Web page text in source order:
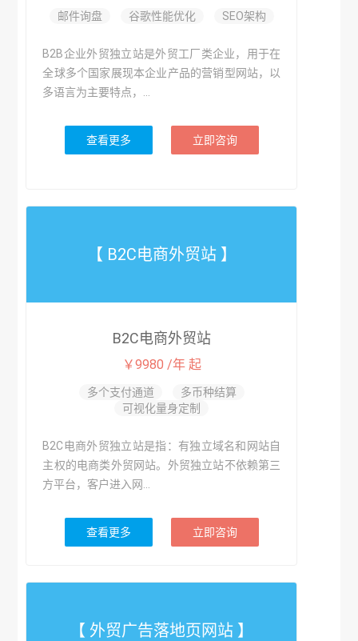
邮件询盘 谷歌性能优化 SEO架构
B2B企业外贸独立站是外贸工厂类企业，用于在
全球多个国家展现本企业产品的营销型网站，以
多语言为主要特点，...
查看更多 立即咨询
【 B2C电商外贸站 】
B2C电商外贸站
￥9980 /年 起
多个支付通道
多币种结算
可视化量身定制
B2C电商外贸独立站是指：有独立域名和网站自
主权的电商类外贸网站。外贸独立站不依赖第三
方平台，客户进入网...
查看更多 立即咨询
【 外贸广告落地页网站 】